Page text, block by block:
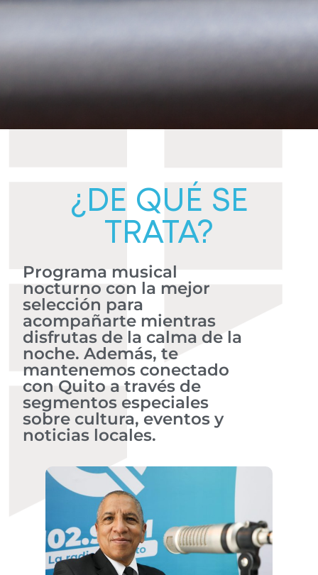
¿DE QUÉ SE
TRATA?
Programa musical
nocturno con la mejor
selección para
acompañarte mientras
disfrutas de la calma de la
noche. Además, te
mantenemos conectado
con Quito a través de
segmentos especiales
sobre cultura, eventos y
noticias locales.